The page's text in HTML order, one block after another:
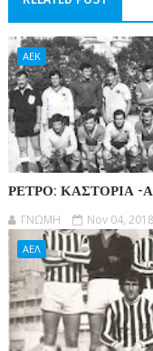
ΑΕΚ
ΡΕΤΡΟ: ΚΑΣΤΟΡΙΑ -
ΓΝΩΜΗ Nov 04, 2018
ΑΕΛ